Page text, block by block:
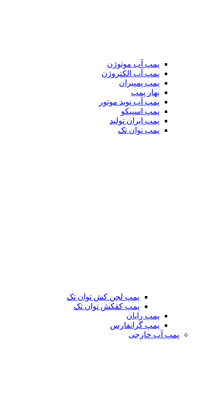
پمپ آب موتوژن
پمپ آب الکتروژن
پمپ پمپیران
بهار پمپ
پمپ آب نوید موتور
پمپ اسپیکو
پمپ ایران تولید
پمپ توان تک
پمپ لجن کش توان تک
پمپ کفکش توان تک
پمپ رایان
پمپ گرانفارس
پمپ آب خارجی